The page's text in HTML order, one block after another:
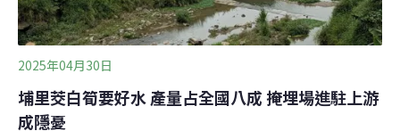
2025年04月30日
埔里茭白筍要好水 產量占全國八成 掩埋場進駐上游
成隱憂